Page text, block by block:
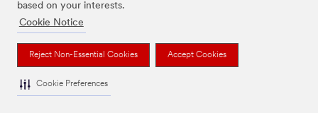
based on your interests.
Cookie Notice
Reject Non-Essential Cookies Accept Cookies
Cookie Preferences